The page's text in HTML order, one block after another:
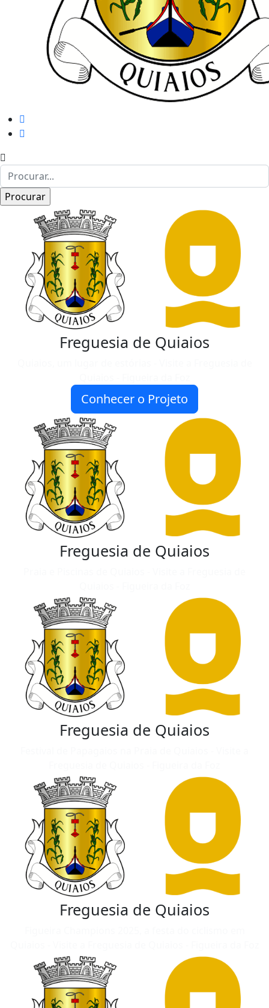
Freguesia de Quiaios
Conhecer o Projeto
Freguesia de Quiaios
Freguesia de Quiaios
Freguesia de Quiaios